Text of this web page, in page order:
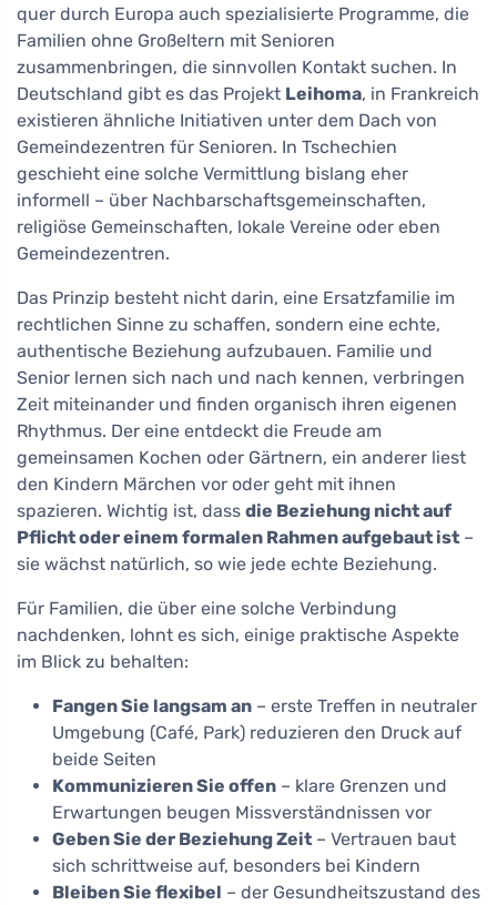
quer durch Europa auch spezialisierte Programme, die
Familien ohne Großeltern mit Senioren
zusammenbringen, die sinnvollen Kontakt suchen. In
Deutschland gibt es das Projekt Leihoma, in Frankreich
existieren ähnliche Initiativen unter dem Dach von
Gemeindezentren für Senioren. In Tschechien
geschieht eine solche Vermittlung bislang eher
informell – über Nachbarschaftsgemeinschaften,
religiöse Gemeinschaften, lokale Vereine oder eben
Gemeindezentren.
Das Prinzip besteht nicht darin, eine Ersatzfamilie im
rechtlichen Sinne zu schaffen, sondern eine echte,
authentische Beziehung aufzubauen. Familie und
Senior lernen sich nach und nach kennen, verbringen
Zeit miteinander und finden organisch ihren eigenen
Rhythmus. Der eine entdeckt die Freude am
gemeinsamen Kochen oder Gärtnern, ein anderer liest
den Kindern Märchen vor oder geht mit ihnen
spazieren. Wichtig ist, dass die Beziehung nicht auf
Pflicht oder einem formalen Rahmen aufgebaut ist –
sie wächst natürlich, so wie jede echte Beziehung.
Für Familien, die über eine solche Verbindung
nachdenken, lohnt es sich, einige praktische Aspekte
im Blick zu behalten:
Fangen Sie langsam an – erste Treffen in neutraler
Umgebung (Café, Park) reduzieren den Druck auf
beide Seiten
Kommunizieren Sie offen – klare Grenzen und
Erwartungen beugen Missverständnissen vor
Geben Sie der Beziehung Zeit – Vertrauen baut
sich schrittweise auf, besonders bei Kindern
Bleiben Sie flexibel – der Gesundheitszustand des